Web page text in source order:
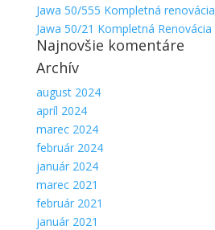
Jawa 50/555 Kompletná renovácia
Jawa 50/21 Kompletná Renovácia
Najnovšie komentáre
Archív
august 2024
apríl 2024
marec 2024
február 2024
január 2024
marec 2021
február 2021
január 2021